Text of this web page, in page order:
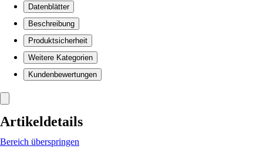
Datenblätter
Beschreibung
Produktsicherheit
Weitere Kategorien
Kundenbewertungen
Artikeldetails
Bereich überspringen